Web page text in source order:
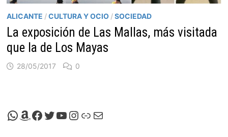
ALICANTE /CULTURA Y OCIO /SOCIEDAD
La exposición de Las Mallas, más visitada
que la de Los Mayas
28/05/2017 0
Canal de Whatsapp de Viscalacant
Comprar en Amazon
Facebook de Viscalacant
Twitter de Viscalacant
Canal de Youtube de Viscalacant
Instagram de Viscalacant
Viscalacant en Polkaverse
Correo electrónico